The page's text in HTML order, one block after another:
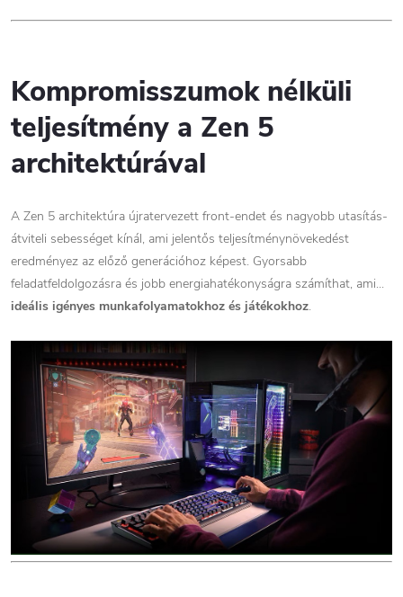
Kompromisszumok nélküli
teljesítmény a Zen 5
architektúrával
A Zen 5 architektúra újratervezett front-endet és nagyobb utasítás-
átviteli sebességet kínál, ami jelentős teljesítménynövekedést
eredményez az előző generációhoz képest. Gyorsabb
feladatfeldolgozásra és jobb energiahatékonyságra számíthat, ami...
ideális igényes munkafolyamatokhoz és játékokhoz.